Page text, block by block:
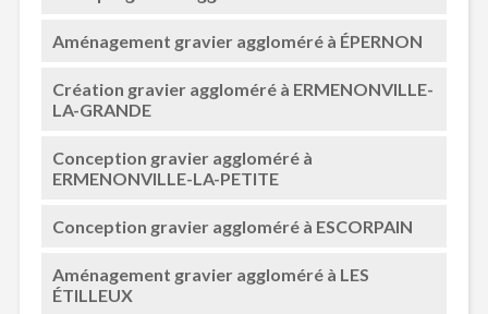
Aménagement gravier aggloméré à ÉPERNON
Création gravier aggloméré à ERMENONVILLE-
LA-GRANDE
Conception gravier aggloméré à
ERMENONVILLE-LA-PETITE
Conception gravier aggloméré à ESCORPAIN
Aménagement gravier aggloméré à LES
ÉTILLEUX